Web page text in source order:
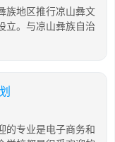
族地区推行凉山彝文
立。与凉山彝族自治
的专业是电子商务和